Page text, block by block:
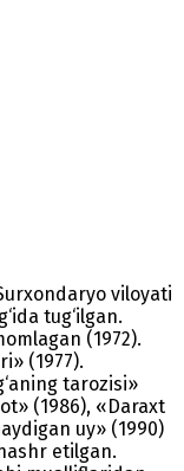
viloyati
tug‘ilgan.
(1972).
(1977).
tarozisi»
(1986), «Daraxt
uy» (1990)
etilgan.